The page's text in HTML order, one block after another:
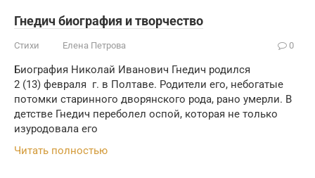
Гнедич биография и творчество
Стихи Елена Петрова 0
Биография Николай Иванович Гнедич родился
2 (13) февраля г. в Полтаве. Родители его, небогатые
потомки старинного дворянского рода, рано умерли. В
детстве Гнедич переболел оспой, которая не только
изуродовала его
Читать полностью